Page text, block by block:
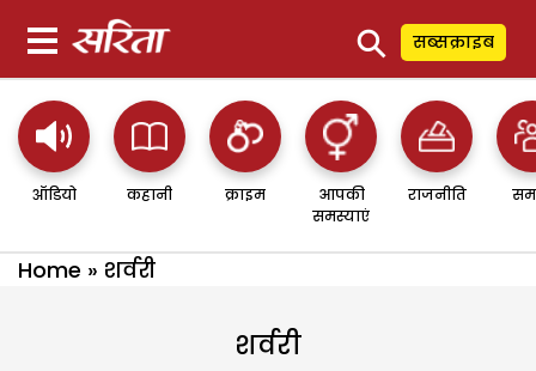
⚲ सब्सक्राइब
ऑडियो कहानी क्राइम
आपकी
समस्याएं
राजनीति
Home » शर्वरी
शर्वरी